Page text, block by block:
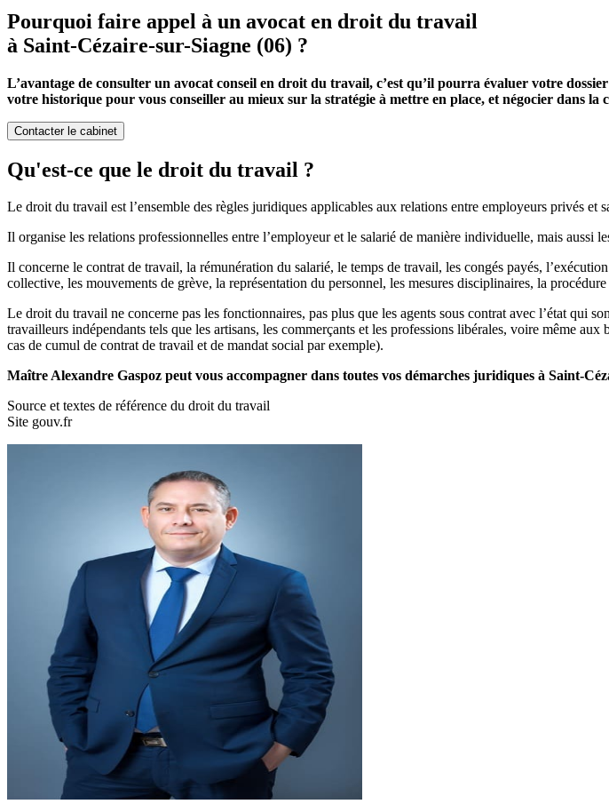
Pourquoi faire appel à un avocat en droit du travail
à Saint-Cézaire-sur-Siagne (06) ?
L’avantage de consulter un avocat conseil en droit du travail, c’est qu’il pourra évaluer votre
votre historique pour vous conseiller au mieux sur la stratégie à mettre en place, et négocier dans
Contacter le cabinet
Qu'est-ce que le droit du travail ?
Le droit du travail est l’ensemble des règles juridiques applicables aux relations entre employeurs privés et
Il organise les relations professionnelles entre l’employeur et le salarié de manière individuelle, mais aussi
Il concerne le contrat de travail, la rémunération du salarié, le temps de travail, les congés payés,
collective, les mouvements de grève, la représentation du personnel, les mesures disciplinaires, la
Le droit du travail ne concerne pas les fonctionnaires, pas plus que les agents sous contrat avec l’état qui
travailleurs indépendants tels que les artisans, les commerçants et les professions libérales, voire même
cas de cumul de contrat de travail et de mandat social par exemple).
Maître Alexandre Gaspoz peut vous accompagner dans toutes vos démarches juridiques à Saint-
Source et textes de référence du droit du travail
Site gouv.fr